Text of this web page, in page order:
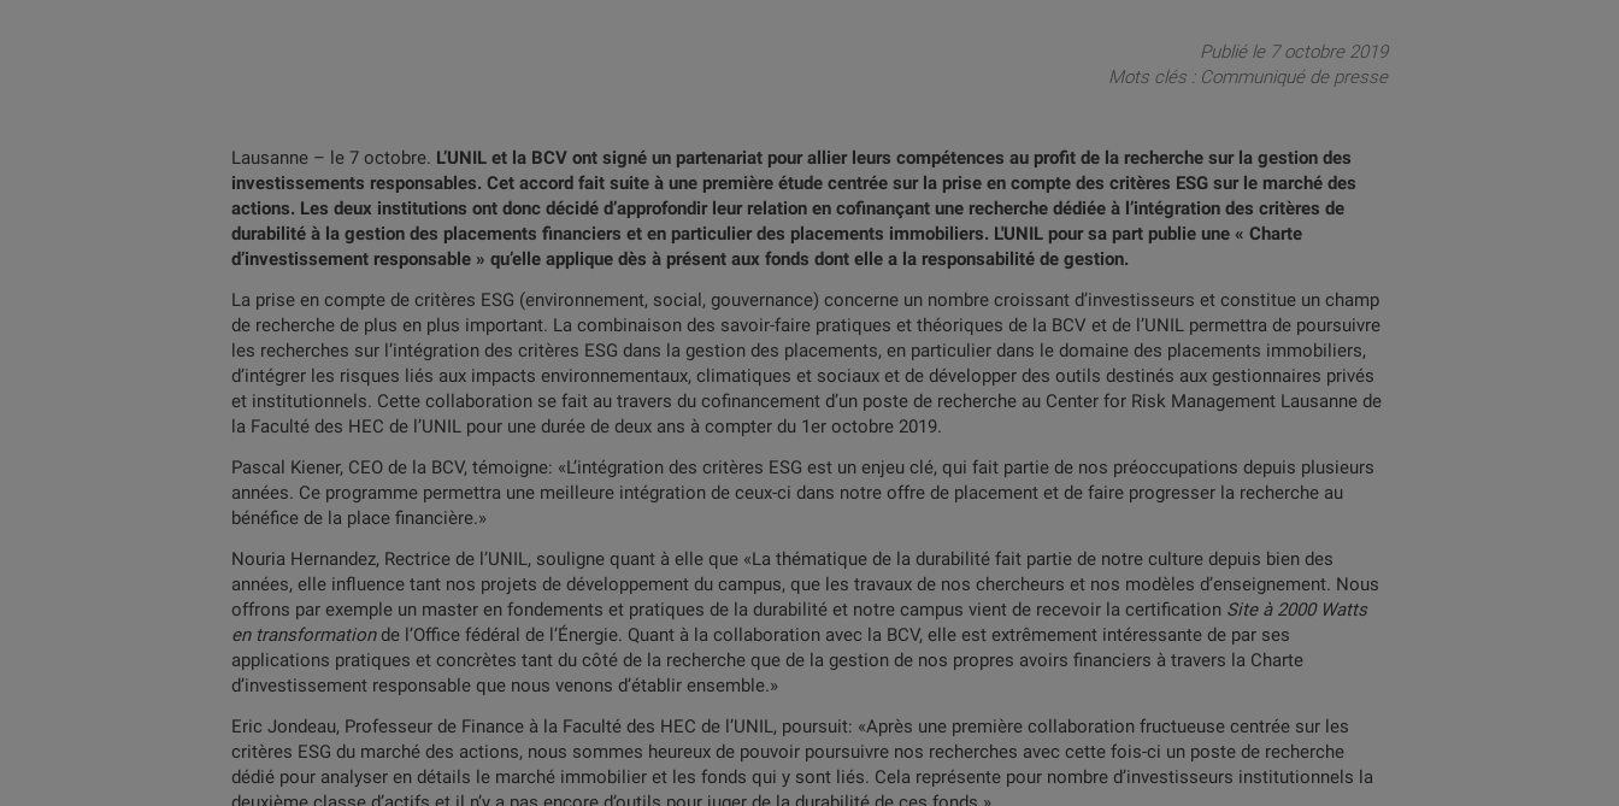
Publié le 7 octobre 2019
Mots clés : Communiqué de presse
Lausanne – le 7 octobre. L’UNIL et la BCV ont signé un partenariat pour allier leurs compétences au profit de la recherche sur la gestion des
investissements responsables. Cet accord fait suite à une première étude centrée sur la prise en compte des critères ESG sur le marché des
actions. Les deux institutions ont donc décidé d’approfondir leur relation en cofinançant une recherche dédiée à l’intégration des critères de
durabilité à la gestion des placements financiers et en particulier des placements immobiliers. L'UNIL pour sa part publie une « Charte
d’investissement responsable » qu’elle applique dès à présent aux fonds dont elle a la responsabilité de gestion.
La prise en compte de critères ESG (environnement, social, gouvernance) concerne un nombre croissant d’investisseurs et constitue un champ
de recherche de plus en plus important. La combinaison des savoir-faire pratiques et théoriques de la BCV et de l’UNIL permettra de poursuivre
les recherches sur l’intégration des critères ESG dans la gestion des placements, en particulier dans le domaine des placements immobiliers,
d’intégrer les risques liés aux impacts environnementaux, climatiques et sociaux et de développer des outils destinés aux gestionnaires privés
et institutionnels. Cette collaboration se fait au travers du cofinancement d’un poste de recherche au Center for Risk Management Lausanne de
la Faculté des HEC de l’UNIL pour une durée de deux ans à compter du 1er octobre 2019.
Pascal Kiener, CEO de la BCV, témoigne: «L’intégration des critères ESG est un enjeu clé, qui fait partie de nos préoccupations depuis plusieurs
années. Ce programme permettra une meilleure intégration de ceux-ci dans notre offre de placement et de faire progresser la recherche au
bénéfice de la place financière.»
Nouria Hernandez, Rectrice de l’UNIL, souligne quant à elle que «La thématique de la durabilité fait partie de notre culture depuis bien des
années, elle influence tant nos projets de développement du campus, que les travaux de nos chercheurs et nos modèles d’enseignement. Nous
offrons par exemple un master en fondements et pratiques de la durabilité et notre campus vient de recevoir la certification Site à 2000 Watts
en transformationde l’Office fédéral de l’Énergie. Quant à la collaboration avec la BCV, elle est extrêmement intéressante de par ses
applications pratiques et concrètes tant du côté de la recherche que de la gestion de nos propres avoirs financiers à travers la Charte
d’investissement responsable que nous venons d’établir ensemble.»
Eric Jondeau, Professeur de Finance à la Faculté des HEC de l’UNIL, poursuit: «Après une première collaboration fructueuse centrée sur les
critères ESG du marché des actions, nous sommes heureux de pouvoir poursuivre nos recherches avec cette fois-ci un poste de recherche
dédié pour analyser en détails le marché immobilier et les fonds qui y sont liés. Cela représente pour nombre d’investisseurs institutionnels la